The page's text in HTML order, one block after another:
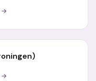
→
→